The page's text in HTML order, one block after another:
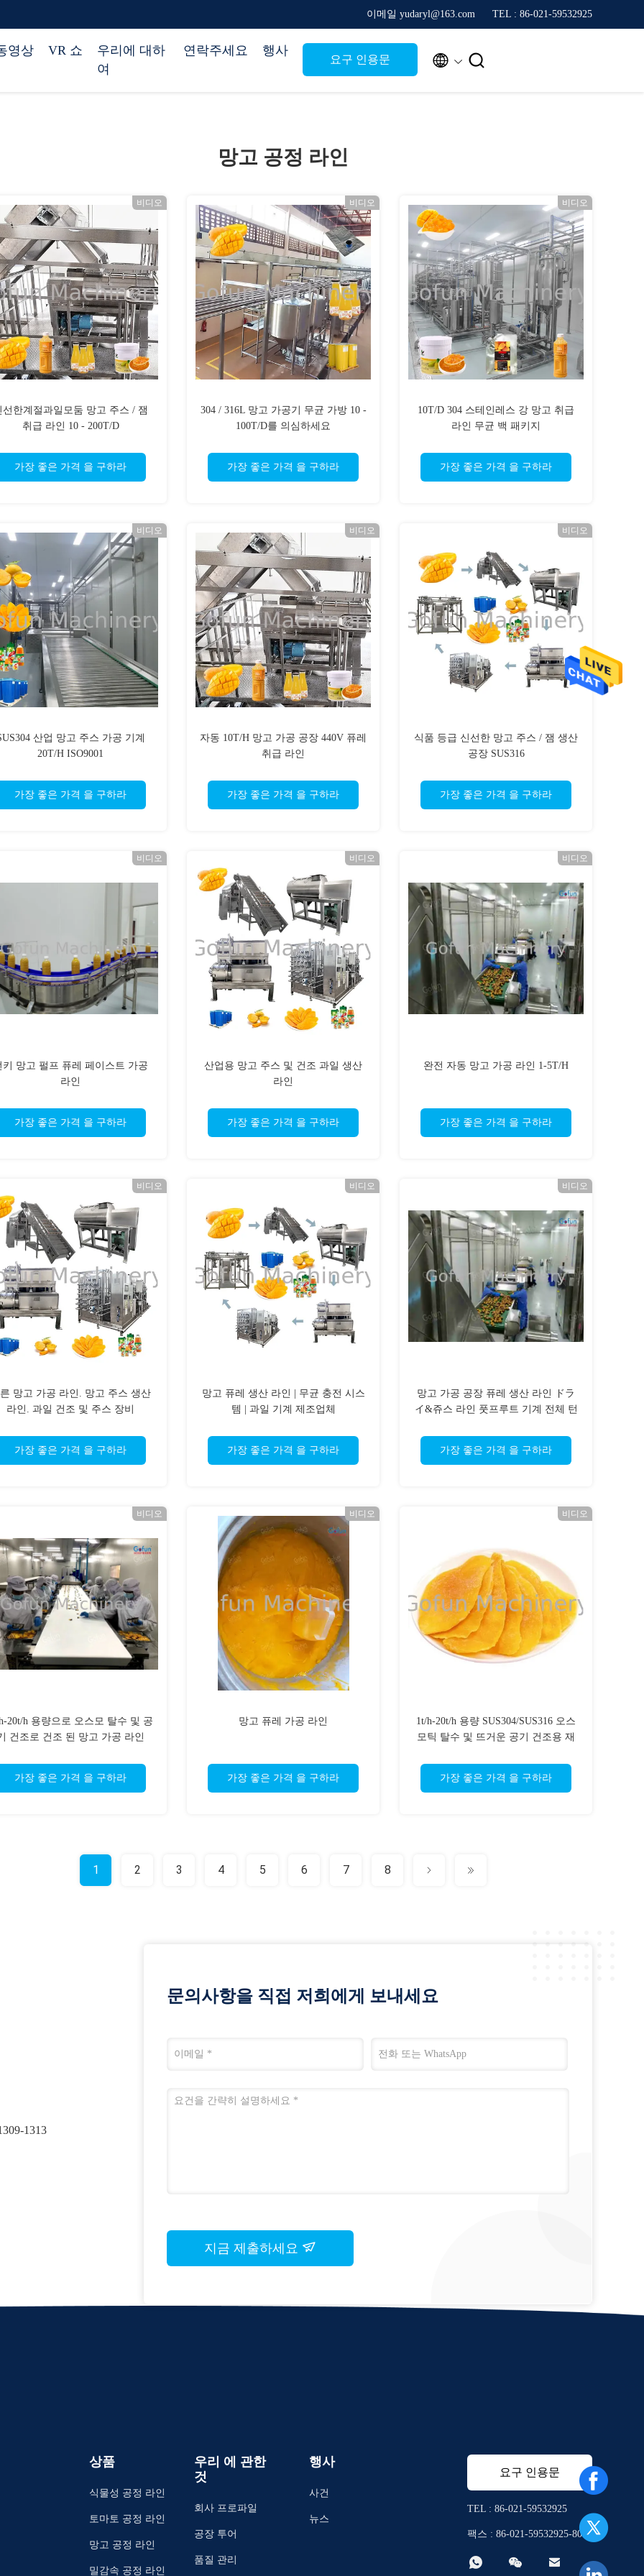
이메일 yudaryl@163.com TEL : 86-021-59532925
영상 VR 쇼
우리에 대하
여
연락주세요 행사
요구 인용문  
망고 공정 라인
비디오
선한계절과일모둠 망고 주스 / 잼
취급 라인 10 - 200T/D
가장 좋은 가격 을 구하라
비디오
304 / 316L 망고 가공기 무균 가방 10 -
100T/D를 의심하세요
가장 좋은 가격 을 구하라
비디오
10T/D 304 스테인레스 강 망고 취급
라인 무균 백 패키지
가장 좋은 가격 을 구하라
비디오
산업 망고 주스 가공 기계
20T/H ISO9001
가장 좋은 가격 을 구하라
비디오
자동 10T/H 망고 가공 공장 440V 퓨레
취급 라인
가장 좋은 가격 을 구하라
비디오
식품 등급 신선한 망고 주스 / 잼 생산
공장 SUS316
가장 좋은 가격 을 구하라
비디오
키 망고 펄프 퓨레 페이스트 가공
라인
가장 좋은 가격 을 구하라
비디오
산업용 망고 주스 및 건조 과일 생산
라인
가장 좋은 가격 을 구하라
비디오
완전 자동 망고 가공 라인 1-5T/H
가장 좋은 가격 을 구하라
비디오
망고 가공 라인. 망고 주스 생산
라인. 과일 건조 및 주스 장비
가장 좋은 가격 을 구하라
비디오
망고 퓨레 생산 라인 | 무균 충전 시스
템 | 과일 기계 제조업체
가장 좋은 가격 을 구하라
비디오
망고 가공 공장 퓨레 생산 라인 ドラ
イ&쥬스 라인 풋프루트 기계 전체 턴
가장 좋은 가격 을 구하라
비디오
20t/h 용량으로 오스모 탈수 및 공
건조로 건조 된 망고 가공 라인
가장 좋은 가격 을 구하라
비디오
망고 퓨레 가공 라인
가장 좋은 가격 을 구하라
비디오
1t/h-20t/h 용량 SUS304/SUS316 오스
모틱 탈수 및 뜨거운 공기 건조용 재
가장 좋은 가격 을 구하라
1 2 3 4 5 6 7 8
1313
문의사항을 직접 저희에게 보내세요
지금 제출하세요
상품
식물성 공정 라인
토마토 공정 라인
망고 공정 라인
밀감속 공정 라인
우리 에 관한
것
회사 프로파일
공장 투어
품질 관리
행사
사건
뉴스
요구 인용문
TEL : 86-021-59532925
팩스 : 86-021-59532925-8010
  